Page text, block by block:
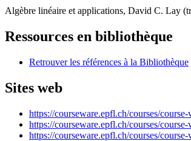
Algèbre linéaire et applications, David C. Lay
Ressources en bibliothèque
Retrouver les références à la Bibliothèque
Sites web
https://courseware.epfl.ch/courses/
https://courseware.epfl.ch/courses/
https://courseware.epfl.ch/courses/